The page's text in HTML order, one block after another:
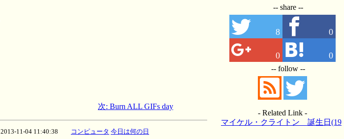
次: Burn ALL GIFs day
2013-11-04 11:40:38 コンピュータ 今日は何の日
-- share --
8 0
0 0
-- follow --
- Related Link -
マイケル・クライトン 誕生日(19